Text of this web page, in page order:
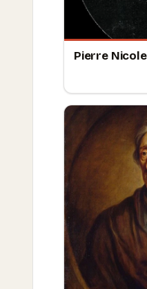
Pierre Nicole